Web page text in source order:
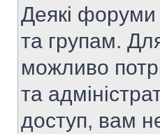
Деякі
та групам.
можливо
та
доступ, вам